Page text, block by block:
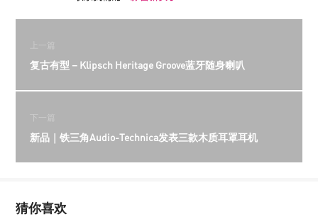
上一篇
复古有型－Klipsch Heritage Groove蓝牙随身喇叭
下一篇
新品｜铁三角Audio-Technica发表三款木质耳罩耳机
猜你喜欢